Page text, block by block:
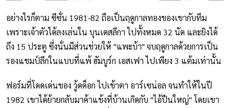
อย่างไรก็ตาม ซีซั่น 1981-82 ถือเป็นฤดูกาลทองของเขากับทีม
เพราะเจ้าตัวได้ลงเล่นใน บุนเดสลีกา ไปทั้งหมด 32 นัด และยิงได้
ถึง 15 ประตู ซึ่งนั่นมีส่วนช่วยให้ "แพะบ้า" จบฤดูกาลด้วยการเป็น
รองแชมป์ลีกในแบบที่แพ้ ฮัมบูร์ก เอสเฟา ไปเพียง 3 แต้มเท่านั้น
ฟอร์มที่โดดเด่นของ วู้ดค็อก ไปเข้าตา อาร์เซน่อล จนทำให้ในปี
1982 เขาได้ย้ายกลับมาค้าแข้งที่บ้านเกิดกับ "ไอ้ปืนใหญ่" โดยเขา